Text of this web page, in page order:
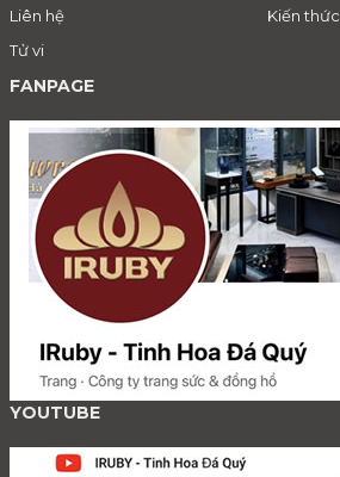
Liên hệ
Kiến thức
Tử vi
FANPAGE
YOUTUBE